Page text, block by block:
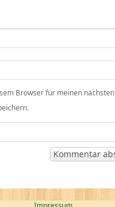
Browser für meinen nächsten